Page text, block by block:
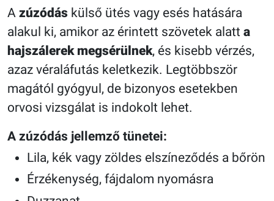
A zúzódás külső ütés vagy esés hatására
alakul ki, amikor az érintett szövetek alatt a
hajszálerek megsérülnek, és kisebb vérzés,
azaz véraláfutás keletkezik. Legtöbbször
magától gyógyul, de bizonyos esetekben
orvosi vizsgálat is indokolt lehet.
A zúzódás jellemző tünetei:
Lila, kék vagy zöldes elszíneződés a bőrön
Érzékenység, fájdalom nyomásra